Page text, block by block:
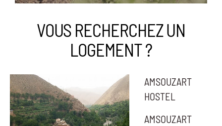
VOUS RECHERCHEZ UN
LOGEMENT ?
AMSOUZART
HOSTEL
AMSOUZART